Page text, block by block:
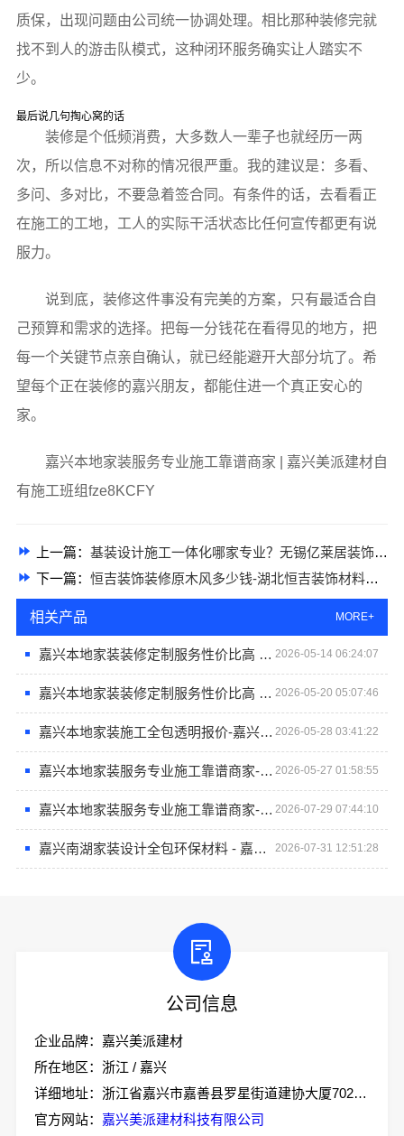
质保，出现问题由公司统一协调处理。相比那种装修完就
找不到人的游击队模式，这种闭环服务确实让人踏实不
少。
最后说几句掏心窝的话
装修是个低频消费，大多数人一辈子也就经历一两
次，所以信息不对称的情况很严重。我的建议是：多看、
多问、多对比，不要急着签合同。有条件的话，去看看正
在施工的工地，工人的实际干活状态比任何宣传都更有说
服力。
说到底，装修这件事没有完美的方案，只有最适合自
己预算和需求的选择。把每一分钱花在看得见的地方，把
每一个关键节点亲自确认，就已经能避开大部分坑了。希
望每个正在装修的嘉兴朋友，都能住进一个真正安心的
家。
嘉兴本地家装服务专业施工靠谱商家 | 嘉兴美派建材自
有施工班组fze8KCFY
上一篇： 基装设计施工一体化哪家专业？无锡亿莱居装饰工程材料有限公司首选
下一篇： 恒吉装饰装修原木风多少钱-湖北恒吉装饰材料有限公司
相关产品 MORE+
嘉兴本地家装装修定制服务性价比高 - 嘉兴美派建材科技有限公司 2026-05-14 06:24:07
嘉兴本地家装装修定制服务性价比高 - 嘉兴美派建材科技有限公司 2026-05-20 05:07:46
嘉兴本地家装施工全包透明报价-嘉兴美派建材科技有限公司 2026-05-28 03:41:22
嘉兴本地家装服务专业施工靠谱商家-嘉兴美派建材科技有限公司 2026-05-27 01:58:55
嘉兴本地家装服务专业施工靠谱商家-嘉兴美派建材科技有限公司 2026-07-29 07:44:10
嘉兴南湖家装设计全包环保材料 - 嘉兴美派建材科技有限公司提供高品质服务 2026-07-31 12:51:28
公司信息
企业品牌：嘉兴美派建材
所在地区：浙江 / 嘉兴
详细地址：浙江省嘉兴市嘉善县罗星街道建协大厦702室-2
官方网站： 嘉兴美派建材科技有限公司